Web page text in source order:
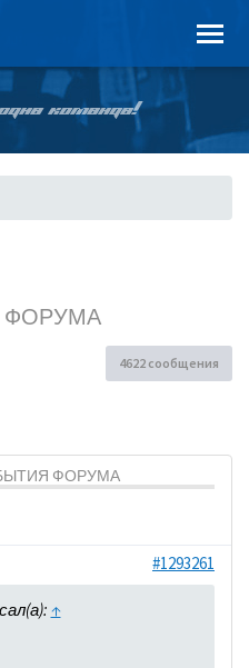
КОМАНДА!
ФОРУМА
4622 сообщения
ФОРУМА
#1293261
↑